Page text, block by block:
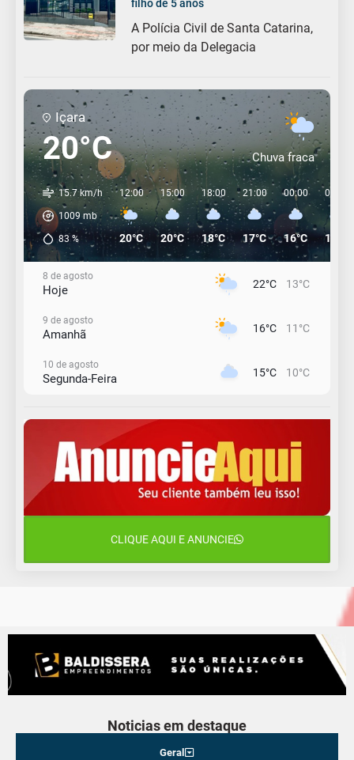
filho de 5 anos
A Polícia Civil de Santa Catarina,
por meio da Delegacia
Içara
20°C Chuva fraca
15.7 km/h
1009 mb
83%
12:00
20°C
15:00
20°C
18:00
18°C
21:00
17°C
00:00
16°C
03:00
15°C
8 de agosto
Hoje 22°C 13°C
9 de agosto
Amanhã 16°C 11°C
10 de agosto
Segunda-Feira 15°C 10°C
Terça-Feira 13°C 11°C
12 de agosto
Quarta-Feira
CLIQUE AQUI E ANUNCIE
Noticias em destaque
Geral